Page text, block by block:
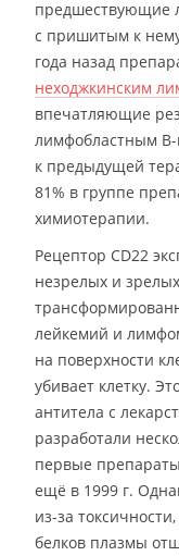
предшествующие
с пришитым к
года назад
неходжкинским
впечатляющие
лимфобластным
к предыдущей
81% в группе
химиотерапии.
Рецептор CD22
незрелых и
лейкемий и
на поверхности
убивает клетку.
антитела с
разработали
первые
ещё в 1999 г.
из-за
белков плазмы